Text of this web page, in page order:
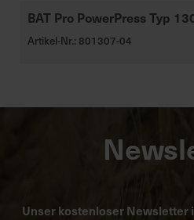
BAT Pro PowerPress Typ
Artikel-Nr.: 801307-04
Unser kostenloser Newsletter